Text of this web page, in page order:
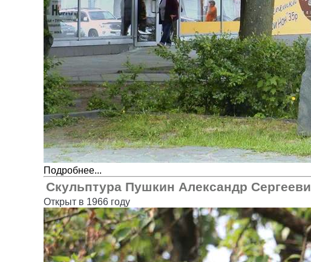
Подробнее...
Скульптура Пушкин Александр
Открыт в 1966 году